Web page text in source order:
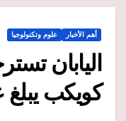
أهم الأخبار علوم وتكنولوجيا
اليابان
كويكب يبلغ عمره